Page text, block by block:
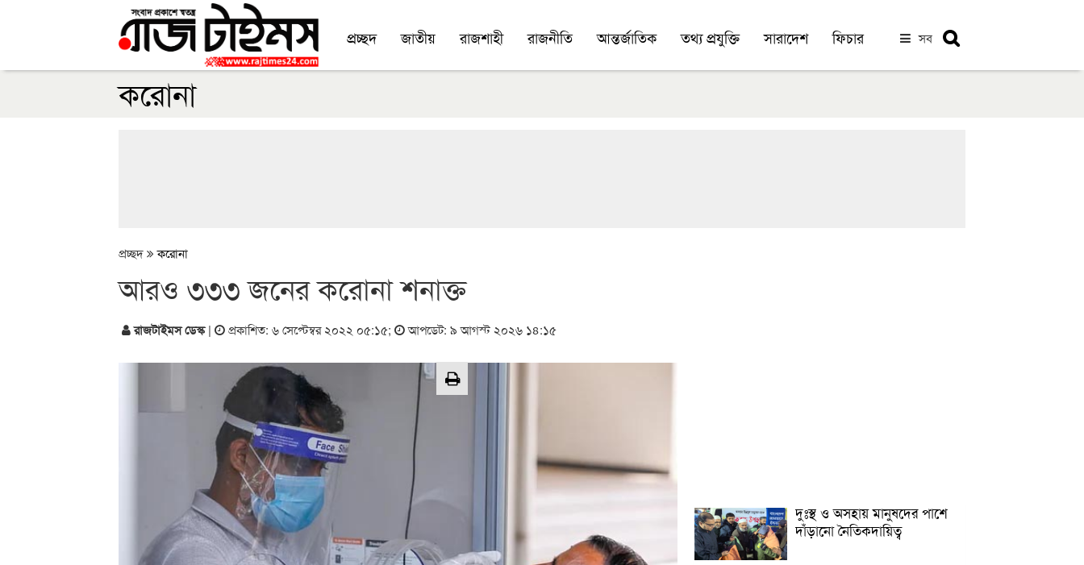
প্রচ্ছদ জাতীয় রাজশাহী রাজনীতি আন্তর্জাতিক তথ্য প্রযুক্তি সারাদেশ ফিচার সব
করোনা
প্রচ্ছদ করোনা
আরও ৩৩৩ জনের করোনা শনাক্ত
রাজটাইমস ডেস্ক| প্রকাশিত: ৬ সেপ্টেম্বর ২০২২ ০৫:১৫; আপডেট: ৯ আগস্ট ২০২৬ ১৪:১৫
দুঃস্থ ও অসহায় মানুষদের পাশে
দাঁড়ানো নৈতিকদায়িত্ব